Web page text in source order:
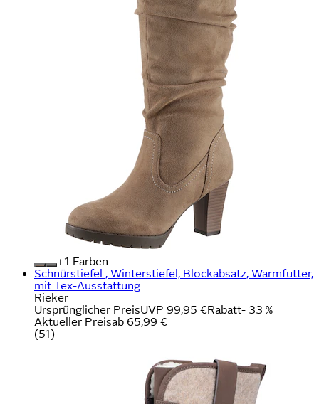
+
Farben
Schnürstiefel , Winterstiefel, Blockabsatz, Warmfutter,
mit Tex-Ausstattung
Rieker
Ursprünglicher PreisUVP 99,95 €Rabatt- 33 %
Aktueller Preisab 65,99 €
(51)